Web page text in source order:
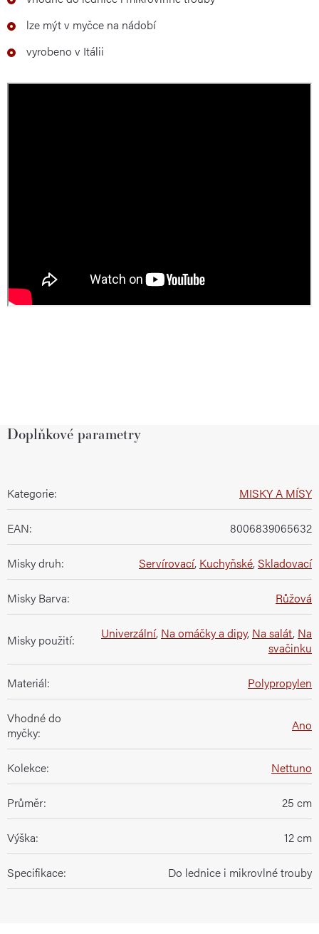
lze mýt v myčce na nádobí
vyrobeno v Itálii
Doplňkové parametry
Kategorie: MISKY A MÍSY
EAN: 8006839065632
Misky druh: Servírovací, Kuchyňské, Skladovací
Misky Barva: Růžová
Misky použití: Univerzální, Na omáčky a dipy, Na salát, Na
svačinku
Materiál: Polypropylen
Vhodné do
myčky: Ano
Kolekce: Nettuno
Průměr: 25 cm
Výška: 12 cm
Specifikace: Do lednice i mikrovlné trouby